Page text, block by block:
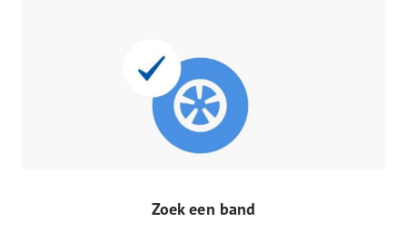
Zoek een band